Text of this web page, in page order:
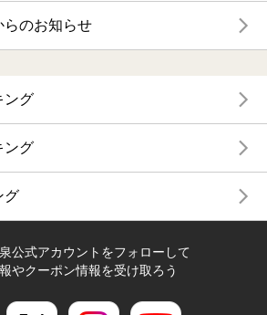
らのお知らせ
ング
ング
グ
公式アカウントをフォローして
やクーポン情報を受け取ろう